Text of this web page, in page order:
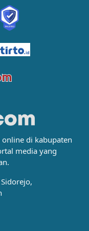
di kabupaten
media yang